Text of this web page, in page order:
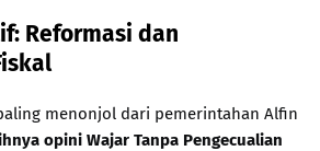
Reformasi dan
menonjol dari pemerintahan Alfin
opini Wajar Tanpa Pengecualian